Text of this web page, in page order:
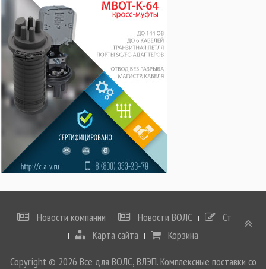
Новости компании Новости ВОЛС
Статьи
Карта сайта
Корзина
Copyright © 2026 Все для ВОЛС, ВЛЭП. Комплексные поставки со